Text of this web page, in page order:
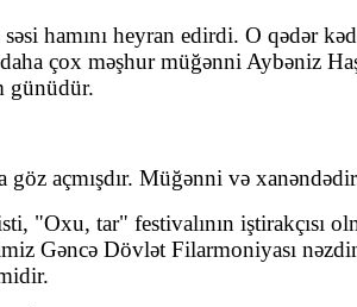
hamını heyran edirdi. O qədər
çox məşhur müğənni Aybəniz
günüdür.
açmışdır. Müğənni və
tar" festivalının iştirakçısı
Gəncə Dövlət Filarmoniyası